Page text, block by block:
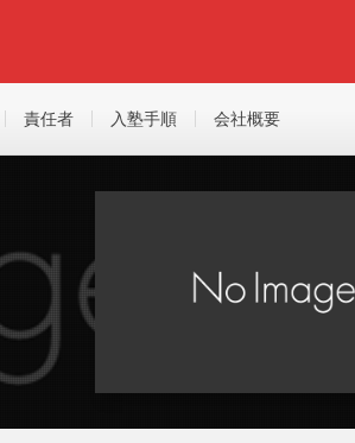
責任者 入塾手順 会社概要